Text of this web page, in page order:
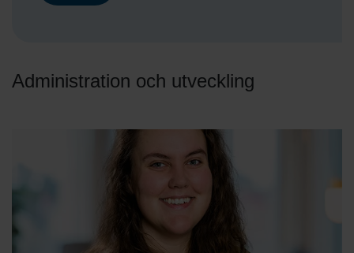
Administration och utveckling